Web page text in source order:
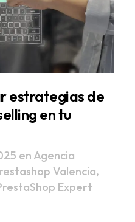
estrategias de
en tu
en Agencia
Valencia,
Expert